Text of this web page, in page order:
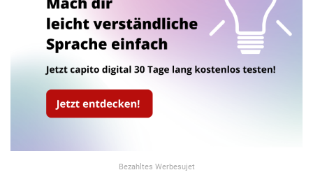
Bezahltes Werbesujet